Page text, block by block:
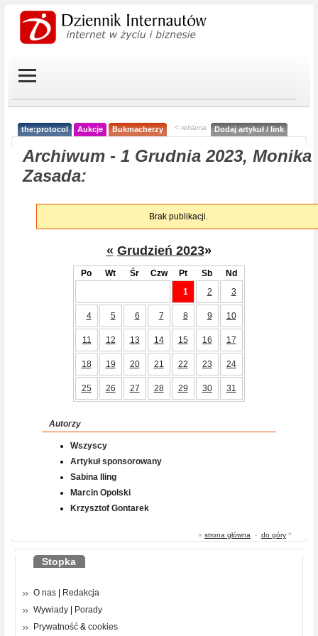
the:protocol Aukcje Bukmacherzy < reklama Dodaj artykuł / link
Archiwum - 1 Grudnia 2023, Monika
Zasada:
Brak publikacji.
« Grudzień 2023»
Po Wt Śr Czw Pt Sb
Nd
1
2 3
4 5 6 7 8 9 10
11 12 13 14 15 16 17
18 19 20 21 22 23 24
25 26 27 28 29 30 31
Autorzy
Wszyscy
Artykuł sponsorowany
Sabina Iling
Marcin Opolski
Krzysztof Gontarek
« strona główna - do góry ^
Stopka
O nas
Redakcja
Wywiady
Porady
Prywatność & cookies